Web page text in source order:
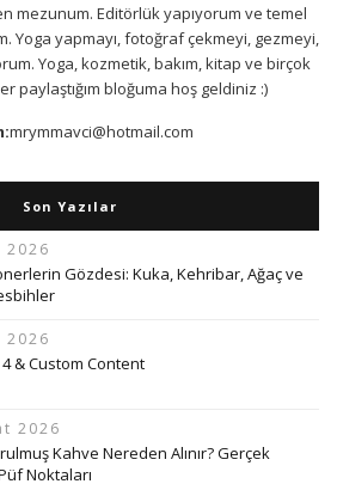
mezunum. Editörlük yapıyorum ve temel
Yoga yapmayı, fotoğraf çekmeyi, gezmeyi,
Yoga, kozmetik, bakım, kitap ve birçok
paylaştığım bloğuma hoş geldiniz :)
mrymmavci@hotmail.com
Son Yazılar
2026
Gözdesi: Kuka, Kehribar, Ağaç ve
2026
& Custom Content
2026
Kahve Nereden Alınır? Gerçek
Noktaları